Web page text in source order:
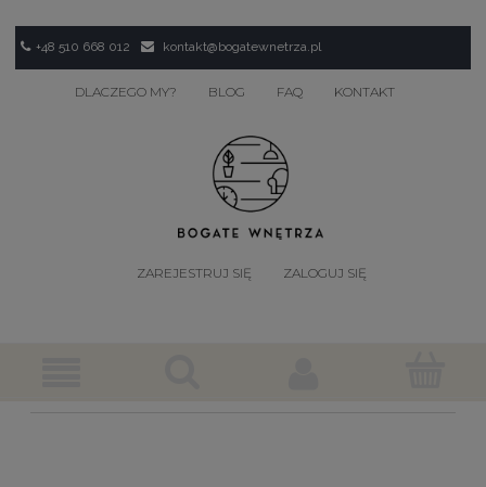
+48 510 668 012 kontakt@bogatewnetrza.pl
DLACZEGO MY? BLOG FAQ KONTAKT
ZAREJESTRUJ SIĘ ZALOGUJ SIĘ